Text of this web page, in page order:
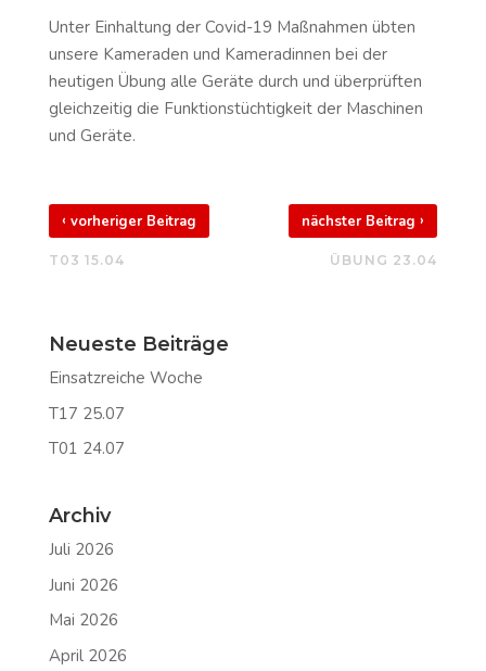
Unter Einhaltung der Covid-19 Maßnahmen übten
unsere Kameraden und Kameradinnen bei der
heutigen Übung alle Geräte durch und überprüften
gleichzeitig die Funktionstüchtigkeit der Maschinen
und Geräte.
‹ vorheriger Beitrag
T03 15.04
nächster Beitrag›
ÜBUNG 23.04
Neueste Beiträge
Einsatzreiche Woche
T17 25.07
T01 24.07
Archiv
Juli 2026
Juni 2026
Mai 2026
April 2026